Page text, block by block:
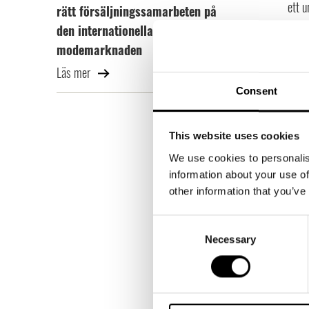
Consent
This website uses cookies
We use cookies to
information about your use
other information that
Necessary
rätt försäljningssamarbeten på
den internationella
modemarknaden
Läs mer
ett
Vi